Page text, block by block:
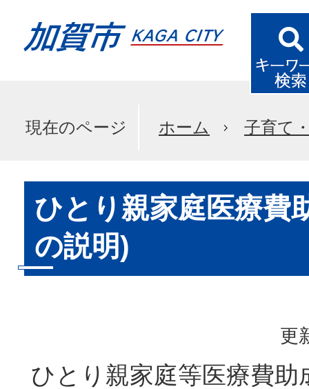
現在のページ ホーム 子育て
ひとり親家庭医療費
の説明)
更
ひとり親家庭等医療費助